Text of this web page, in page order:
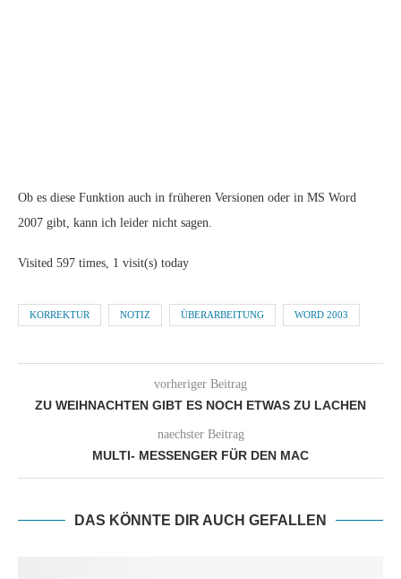
Ob es diese Funktion auch in früheren Versionen oder in MS Word
2007 gibt, kann ich leider nicht sagen.
Visited 597 times, 1 visit(s) today
KORREKTUR NOTIZ ÜBERARBEITUNG WORD 2003
vorheriger Beitrag
ZU WEIHNACHTEN GIBT ES NOCH ETWAS ZU LACHEN
naechster Beitrag
MULTI- MESSENGER FÜR DEN MAC
DAS KÖNNTE DIR AUCH GEFALLEN